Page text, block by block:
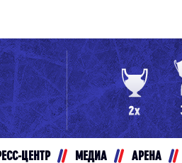
ЦЕНТР МЕДИА АРЕНА